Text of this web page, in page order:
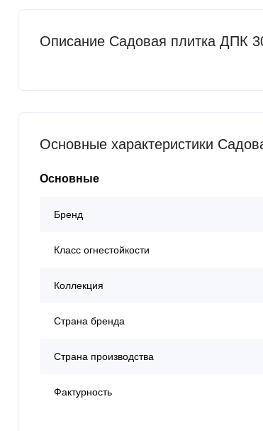
Описание Садовая плитка ДПК
Основные характеристики
Основные
Бренд
Класс огнестойкости
Коллекция
Страна бренда
Страна производства
Фактурность